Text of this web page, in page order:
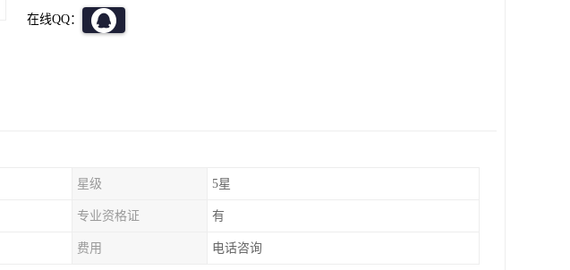
在线QQ：
星级 5星
专业资格证 有
费用 电话咨询